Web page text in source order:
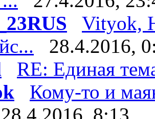
Vityok,
28.4.2016,
RE: Единая
Кому-то и
28.4.2016, 8:13